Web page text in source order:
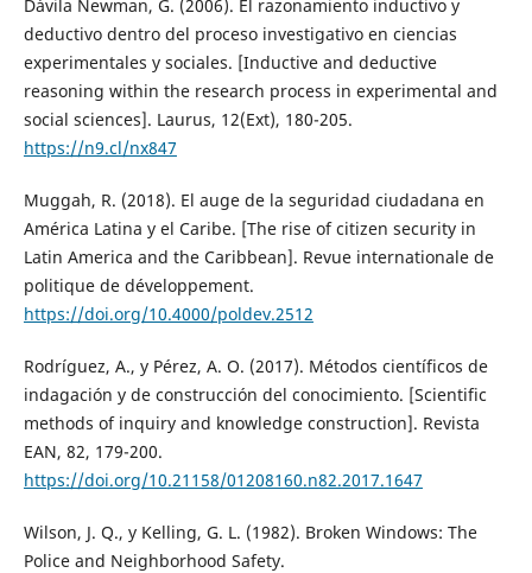
Dávila Newman, G. (2006). El razonamiento inductivo y
deductivo dentro del proceso investigativo en ciencias
experimentales y sociales. [Inductive and deductive
reasoning within the research process in experimental and
social sciences]. Laurus, 12(Ext), 180-205.
https://n9.cl/nx847
Muggah, R. (2018). El auge de la seguridad ciudadana en
América Latina y el Caribe. [The rise of citizen security in
Latin America and the Caribbean]. Revue internationale de
politique de développement.
https://doi.org/10.4000/poldev.2512
Rodríguez, A., y Pérez, A. O. (2017). Métodos científicos de
indagación y de construcción del conocimiento. [Scientific
methods of inquiry and knowledge construction]. Revista
EAN, 82, 179-200.
https://doi.org/10.21158/01208160.n82.2017.1647
Wilson, J. Q., y Kelling, G. L. (1982). Broken Windows: The
Police and Neighborhood Safety.